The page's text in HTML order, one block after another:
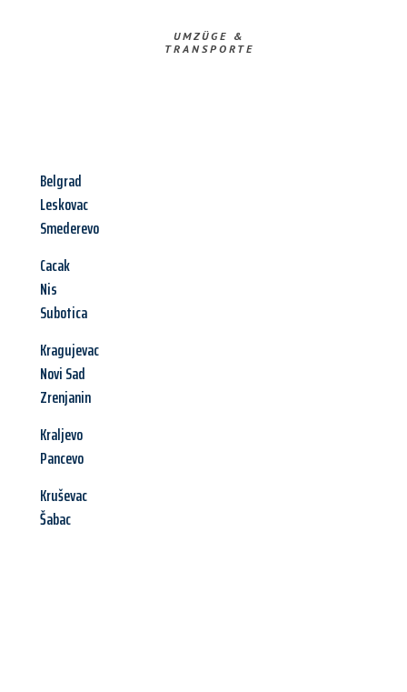
UMZÜGE &
TRANSPORTE
Belgrad
Leskovac
Smederevo
Cacak
Nis
Subotica
Kragujevac
Novi Sad
Zrenjanin
Kraljevo
Pancevo
Kruševac
Šabac